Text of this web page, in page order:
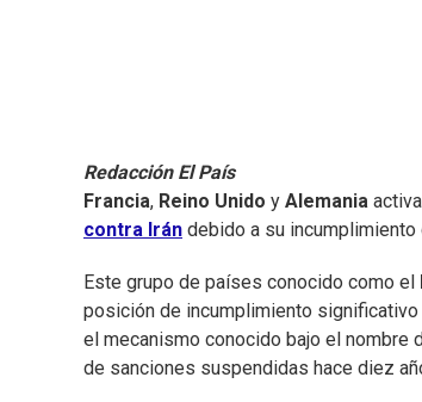
Redacción El País
Francia, Reino Unido y Alemania
contra Irán debido a su
Este grupo de países conocido como el
posición de incumplimiento
el mecanismo conocido bajo el nombre
de sanciones suspendidas hace diez